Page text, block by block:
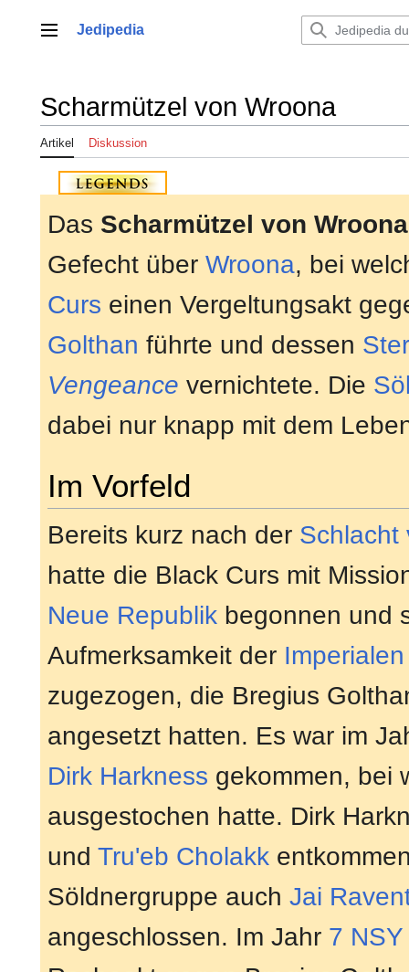
springenHauptmenü
Jedipedia
Scharmützel von Wroona
Artikel Diskussion
Das Scharmützel von Wroona
Gefecht über Wroona, bei
Curs einen Vergeltungsakt
Golthan führte und dessen
Vengeance vernichtete. Die
dabei nur knapp mit dem
Im Vorfeld
Bereits kurz nach der Schlacht
hatte die Black Curs mit
Neue Republik begonnen und
Aufmerksamkeit der
zugezogen, die Bregius
angesetzt hatten. Es war im
Dirk Harkness gekommen, bei
ausgestochen hatte. Dirk
und Tru'eb Cholakk
Söldnergruppe auch Jai
angeschlossen. Im Jahr 7 NSY